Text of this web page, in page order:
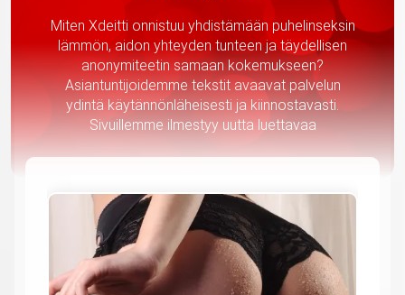
Miten Xdeitti onnistuu yhdistämään puhelinseksin
lämmön, aidon yhteyden tunteen ja täydellisen
anonymiteetin samaan kokemukseen?
Asiantuntijoidemme tekstit avaavat palvelun
ydintä käytännönläheisesti ja kiinnostavasti.
Sivuillemme ilmestyy uutta luettavaa